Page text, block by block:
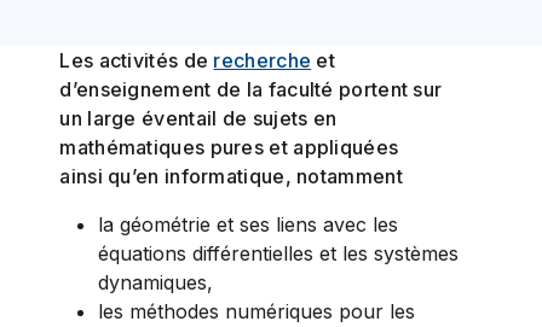
Les activités de recherche et
d’enseignement de la faculté portent sur
un large éventail de sujets en
mathématiques pures et appliquées
ainsi qu’en informatique, notamment
la géométrie et ses liens avec les
équations différentielles et les systèmes
dynamiques,
les méthodes numériques pour les